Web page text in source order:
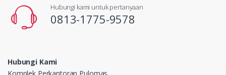
Hubungi kami untuk pertanyaan
0813-1775-9578
Hubungi Kami